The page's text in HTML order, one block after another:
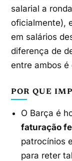
salarial a
oficialmente),
em salários
diferença de
entre ambos
POR QUE
O Barça é
faturação
patrocínios
para reter